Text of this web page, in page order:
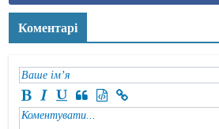
Коментарі